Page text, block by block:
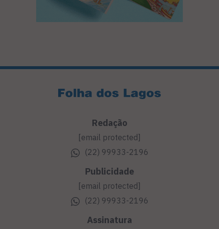
Redação
[email protected]
(22) 99933-2196
Publicidade
[email protected]
(22) 99933-2196
Assinatura